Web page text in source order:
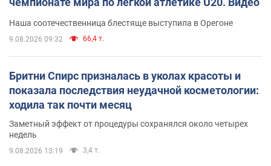
Наша соотечественница блестяще выступила в Орегоне
9.08.2026 09:32 66,4 т.
Бритни Спирс призналась в уколах красоты и
показала последствия неудачной косметологии:
ходила так почти месяц
Заметный эффект от процедуры сохранялся около четырех
недель
9.08.2026 13:19 3,4 т.